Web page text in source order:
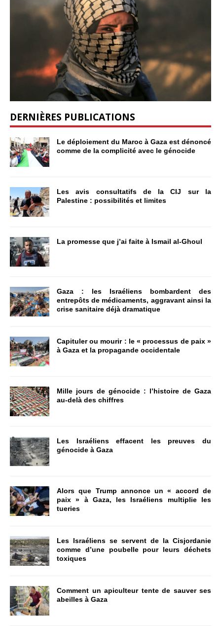
DERNIÈRES PUBLICATIONS
Le déploiement du Maroc à Gaza est dénoncé
comme de la complicité avec le génocide
Les avis consultatifs de la CIJ sur la
Palestine : possibilités et limites
La promesse que j’ai faite à Ismail al-Ghoul
Gaza : les Israéliens bombardent des
entrepôts de médicaments, aggravant ainsi la
crise sanitaire déjà dramatique
Capituler ou mourir : le « processus de paix »
à Gaza et la propagande occidentale
Mille jours de génocide : l’histoire de Gaza
au-delà des chiffres
Les Israéliens effacent les preuves du
génocide à Gaza
Alors que Trump annonce un « accord de
paix » à Gaza, les Israéliens multiplie les
tueries
Les Israéliens se servent de la Cisjordanie
comme d’une poubelle pour leurs déchets
toxiques
Comment un apiculteur tente de sauver ses
abeilles à Gaza